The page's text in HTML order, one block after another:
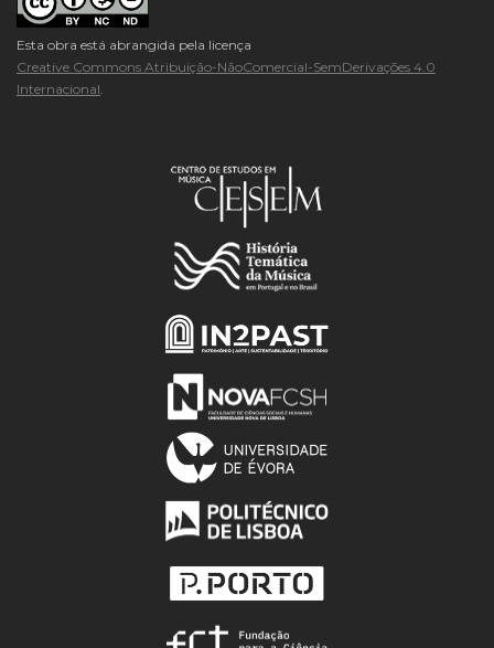
Esta obra está abrangida pela licença
Creative Commons Atribuição-NãoComercial-SemDerivações 4.0
Internacional